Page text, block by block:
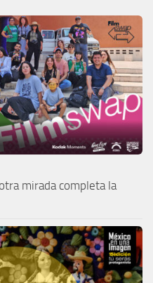
mirada completa la